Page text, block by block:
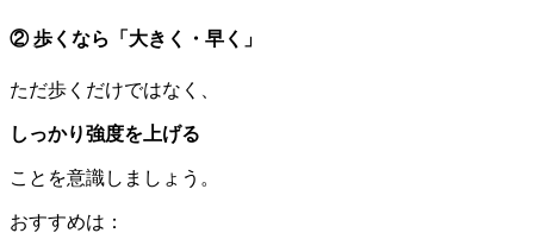
② 歩くなら「大きく・早く」
ただ歩くだけではなく、
しっかり強度を上げる
ことを意識しましょう。
おすすめは：